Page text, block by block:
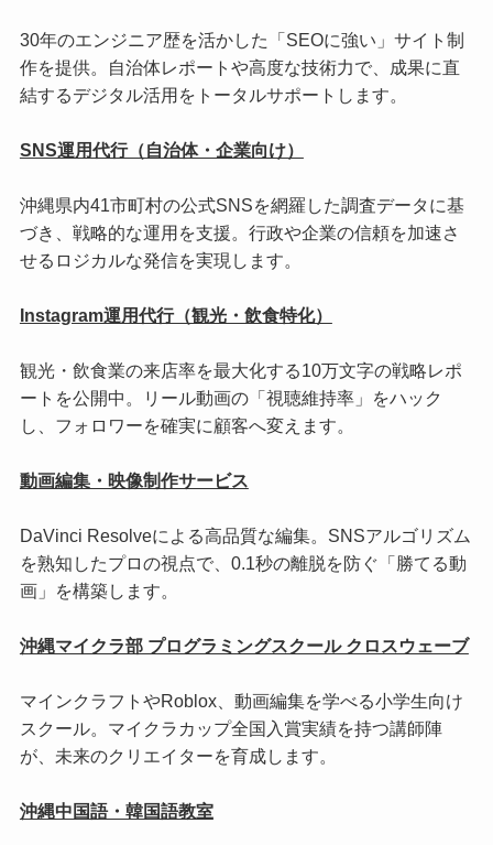
30年のエンジニア歴を活かした「SEOに強い」サイト制
作を提供。自治体レポートや高度な技術力で、成果に直
結するデジタル活用をトータルサポートします。
SNS運用代行（自治体・企業向け）
沖縄県内41市町村の公式SNSを網羅した調査データに基
づき、戦略的な運用を支援。行政や企業の信頼を加速さ
せるロジカルな発信を実現します。
Instagram運用代行（観光・飲食特化）
観光・飲食業の来店率を最大化する10万文字の戦略レポ
ートを公開中。リール動画の「視聴維持率」をハック
し、フォロワーを確実に顧客へ変えます。
動画編集・映像制作サービス
DaVinci Resolveによる高品質な編集。SNSアルゴリズム
を熟知したプロの視点で、0.1秒の離脱を防ぐ「勝てる動
画」を構築します。
沖縄マイクラ部 プログラミングスクール クロスウェーブ
マインクラフトやRoblox、動画編集を学べる小学生向け
スクール。マイクラカップ全国入賞実績を持つ講師陣
が、未来のクリエイターを育成します。
沖縄中国語・韓国語教室